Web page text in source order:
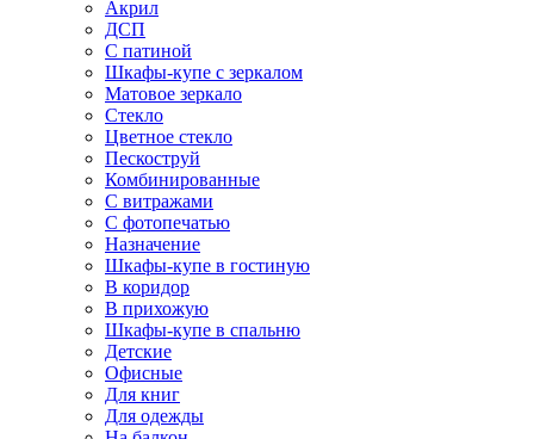
Акрил
ДСП
С патиной
Шкафы-купе с зеркалом
Матовое зеркало
Стекло
Цветное стекло
Пескоструй
Комбинированные
С витражами
С фотопечатью
Назначение
Шкафы-купе в гостиную
В коридор
В прихожую
Шкафы-купе в спальню
Детские
Офисные
Для книг
Для одежды